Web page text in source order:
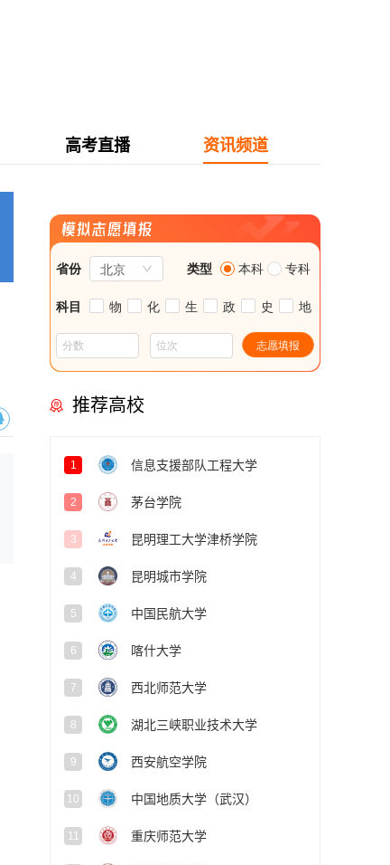
高考直播 资讯频道
推荐高校
1 信息支援部队工程大学
2 茅台学院
3 昆明理工大学津桥学院
4 昆明城市学院
5 中国民航大学
6 喀什大学
7 西北师范大学
8 湖北三峡职业技术大学
9 西安航空学院
10 中国地质大学（武汉）
11 重庆师范大学